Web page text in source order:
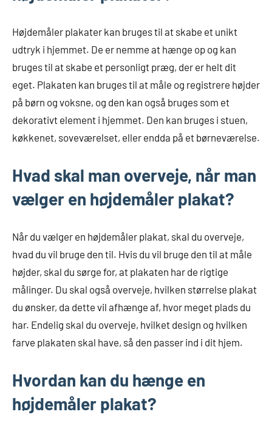
Højdemåler plakater kan bruges til at skabe et unikt
udtryk i hjemmet. De er nemme at hænge op og kan
bruges til at skabe et personligt præg, der er helt dit
eget. Plakaten kan bruges til at måle og registrere højder
på børn og voksne, og den kan også bruges som et
dekorativt element i hjemmet. Den kan bruges i stuen,
køkkenet, soveværelset, eller endda på et børneværelse.
Hvad skal man overveje, når man
vælger en højdemåler plakat?
Når du vælger en højdemåler plakat, skal du overveje,
hvad du vil bruge den til. Hvis du vil bruge den til at måle
højder, skal du sørge for, at plakaten har de rigtige
målinger. Du skal også overveje, hvilken størrelse plakat
du ønsker, da dette vil afhænge af, hvor meget plads du
har. Endelig skal du overveje, hvilket design og hvilken
farve plakaten skal have, så den passer ind i dit hjem.
Hvordan kan du hænge en
højdemåler plakat?